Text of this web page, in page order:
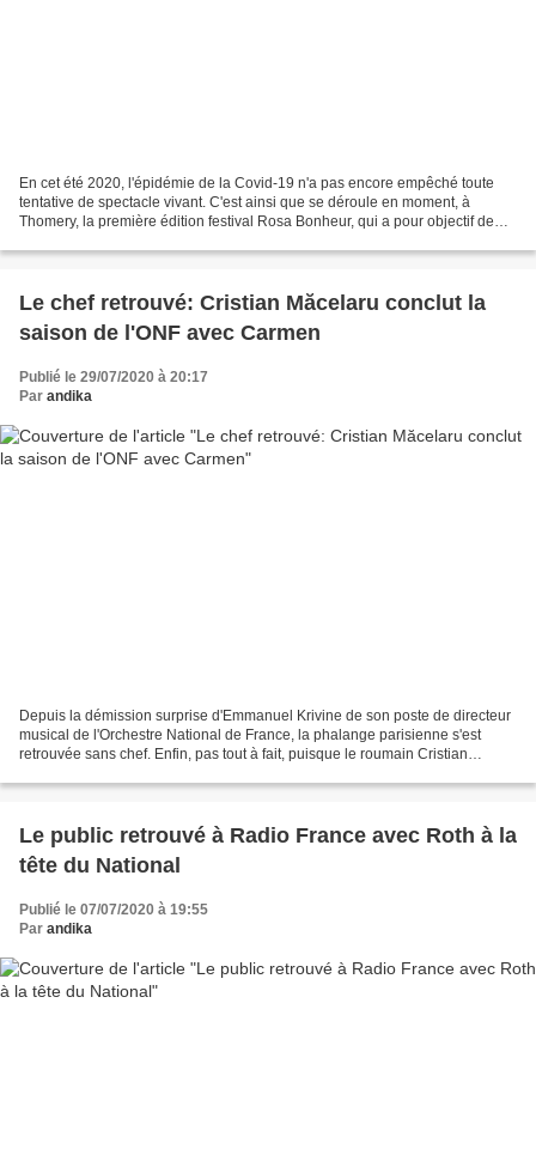
En cet été 2020, l'épidémie de la Covid-19 n'a pas encore empêché toute
tentative de spectacle vivant. C'est ainsi que se déroule en moment, à
Thomery, la première édition festival Rosa Bonheur, qui a pour objectif de
Le chef retrouvé: Cristian Măcelaru conclut la
saison de l'ONF avec Carmen
Publié le 29/07/2020 à 20:17
Par andika
Depuis la démission surprise d'Emmanuel Krivine de son poste de directeur
musical de l'Orchestre National de France, la phalange parisienne s'est
retrouvée sans chef. Enfin, pas tout à fait, puisque le roumain Cristian
Le public retrouvé à Radio France avec Roth à la
tête du National
Publié le 07/07/2020 à 19:55
Par andika